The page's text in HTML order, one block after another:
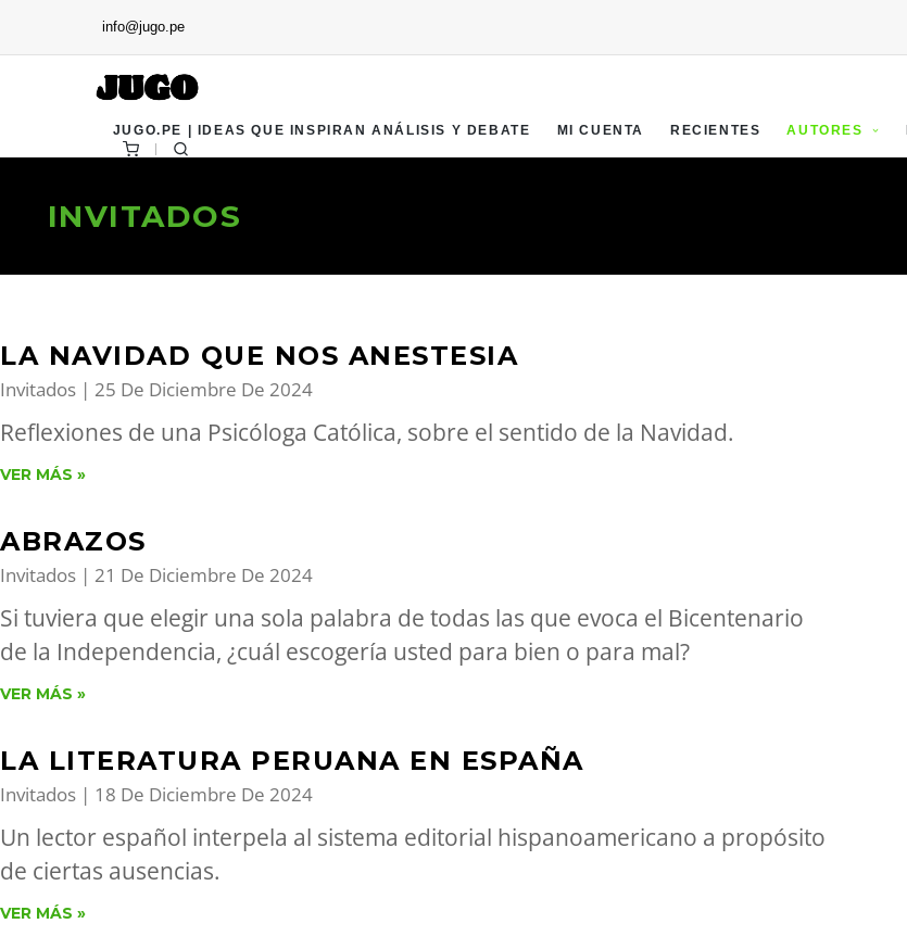
info@jugo.pe
JUGO.PE | IDEAS QUE INSPIRAN ANÁLISIS Y DEBATE MI CUENTA RECIENTES AUTORES
INVITADOS
LA NAVIDAD QUE NOS ANESTESIA
Invitados 25 De Diciembre De 2024
Reflexiones de una Psicóloga Católica, sobre el sentido de la Navidad.
VER MÁS »
ABRAZOS
Invitados 21 De Diciembre De 2024
Si tuviera que elegir una sola palabra de todas las que evoca el Bicentenario
de la Independencia, ¿cuál escogería usted para bien o para mal?
VER MÁS »
LA LITERATURA PERUANA EN ESPAÑA
Invitados 18 De Diciembre De 2024
Un lector español interpela al sistema editorial hispanoamericano a propósito
de ciertas ausencias.
VER MÁS »